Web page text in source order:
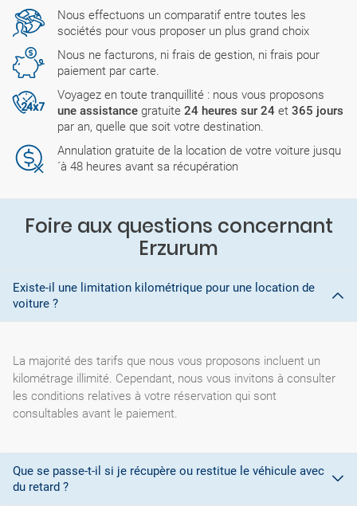
Nous effectuons un comparatif entre toutes les
sociétés pour vous proposer un plus grand choix
Nous ne facturons, ni frais de gestion, ni frais pour
paiement par carte.
Voyagez en toute tranquillité : nous vous proposons
une assistance gratuite 24 heures sur 24 et 365 jours
par an, quelle que soit votre destination.
Annulation gratuite de la location de votre voiture jusqu
´à 48 heures avant sa récupération
Foire aux questions concernant
Erzurum
Existe-il une limitation kilométrique pour une location de
voiture ?
La majorité des tarifs que nous vous proposons incluent un
kilométrage illimité. Cependant, nous vous invitons à consulter
les conditions relatives à votre réservation qui sont
consultables avant le paiement.
Que se passe-t-il si je récupère ou restitue le véhicule avec
du retard ?